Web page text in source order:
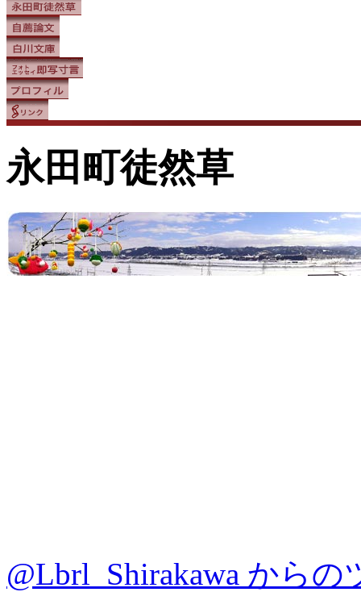
永田町徒然草
@Lbrl_Shirakawa からの